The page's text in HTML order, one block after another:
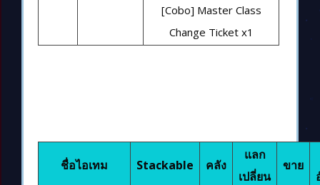
[Cobo] Master Class
Change Ticket x1
ชื่อไอเทม Stackable คลัง
แลก
เปลี่ยน
ขาย